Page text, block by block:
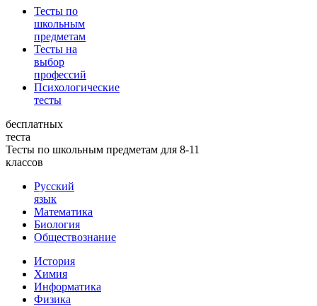
Тесты по
школьным
предметам
Тесты на
выбор
профессий
Психологические
тесты
бесплатных
теста
Тесты по школьным предметам для 8-11
классов
Русский
язык
Математика
Биология
Обществознание
История
Химия
Информатика
Физика